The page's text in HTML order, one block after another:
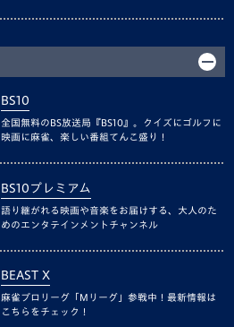
BS10
全国無料のBS放送局『BS10』。クイズにゴルフに
映画に麻雀、楽しい番組てんこ盛り！
BS10プレミアム
語り継がれる映画や音楽をお届けする、大人のた
めのエンタテインメントチャンネル
BEAST X
麻雀プロリーグ「Mリーグ」参戦中！最新情報は
こちらをチェック！